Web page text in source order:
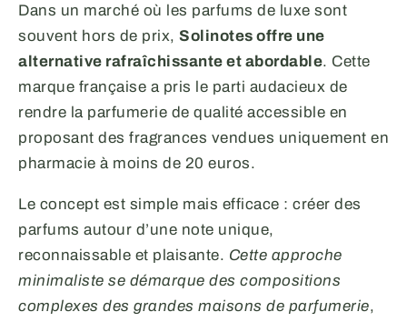
Dans un marché où les parfums de luxe sont
souvent hors de prix, Solinotes offre une
alternative rafraîchissante et abordable. Cette
marque française a pris le parti audacieux de
rendre la parfumerie de qualité accessible en
proposant des fragrances vendues uniquement en
pharmacie à moins de 20 euros.
Le concept est simple mais efficace : créer des
parfums autour d’une note unique,
reconnaissable et plaisante. Cette approche
minimaliste se démarque des compositions
complexes des grandes maisons de parfumerie,